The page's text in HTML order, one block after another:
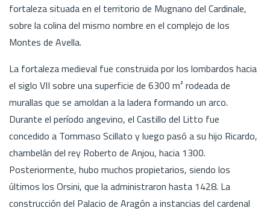
fortaleza situada en el territorio de Mugnano del Cardinale,
sobre la colina del mismo nombre en el complejo de los
Montes de Avella.
La fortaleza medieval fue construida por los lombardos hacia
el siglo VII sobre una superficie de 6300 m² rodeada de
murallas que se amoldan a la ladera formando un arco.
Durante el período angevino, el Castillo del Litto fue
concedido a Tommaso Scillato y luego pasó a su hijo Ricardo,
chambelán del rey Roberto de Anjou, hacia 1300.
Posteriormente, hubo muchos propietarios, siendo los
últimos los Orsini, que la administraron hasta 1428. La
construcción del Palacio de Aragón a instancias del cardenal